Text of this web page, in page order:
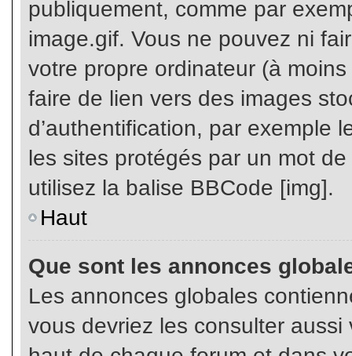
publiquement, comme par
image.gif. Vous ne pouvez ni
votre propre ordinateur (à
faire de lien vers des images
d’authentification, par exemple
les sites protégés par un mot
utilisez la balise BBCode [img].
Haut
Que sont les annonces
Les annonces globales
vous devriez les consulter